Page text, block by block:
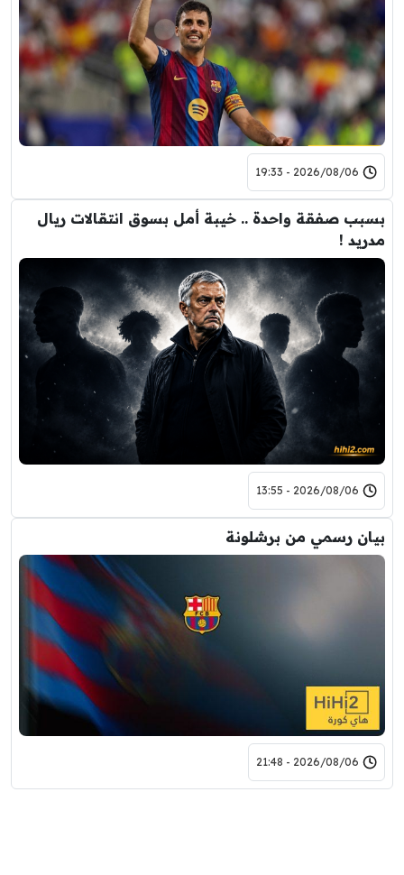
2026/08/06 - 19:33
بسبب صفقة واحدة .. خيبة أمل بسوق انتقالات ريال
مدريد !
2026/08/06 - 13:55
بيان رسمي من برشلونة
2026/08/06 - 21:48